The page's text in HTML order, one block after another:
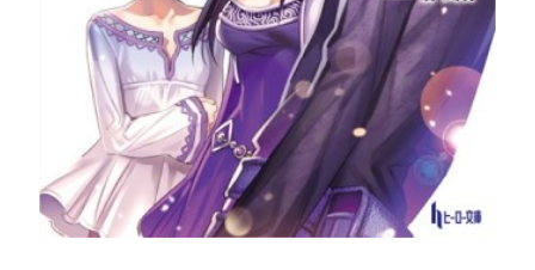
ヒーロー文庫
ヒーローコミックス